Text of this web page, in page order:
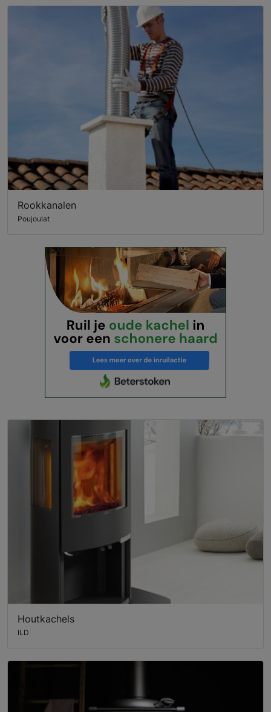
Rookkanalen
Poujoulat
Houtkachels
ILD